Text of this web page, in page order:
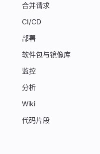
合并请求
CI/CD
部署
软件包与镜像库
监控
分析
Wiki
代码片段